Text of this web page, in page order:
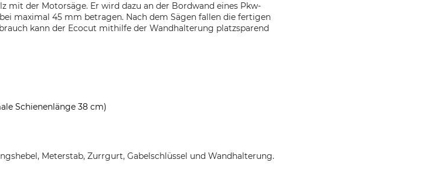
mit der Motorsäge. Er wird dazu an der Bordwand eines Pkw-
maximal 45 mm betragen. Nach dem Sägen fallen die fertigen
kann der Ecocut mithilfe der Wandhalterung platzsparend
Schienenlänge 38 cm)
Meterstab, Zurrgurt, Gabelschlüssel und Wandhalterung.